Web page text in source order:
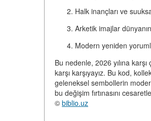
Halk inançları ve
Arketik imajlar
Modern yeniden
Bu nedenle, 2026 yılına
karşı karşıyayız. Bu kod,
geleneksel sembollerin
bu değişim fırtınasını
© biblio.uz